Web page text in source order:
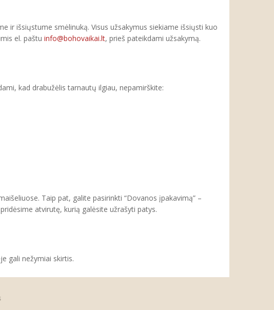
ir išsiųstume smėlinuką. Visus užsakymus siekiame išsiųsti kuo
el. paštu info@bohovaikai.lt, prieš pateikdami užsakymą.
kad drabužėlis tarnautų ilgiau, nepamirškite:
Taip pat, galite pasirinkti “Dovanos įpakavimą” –
atvirutę, kurią galėsite užrašyti patys.
gali nežymiai skirtis.